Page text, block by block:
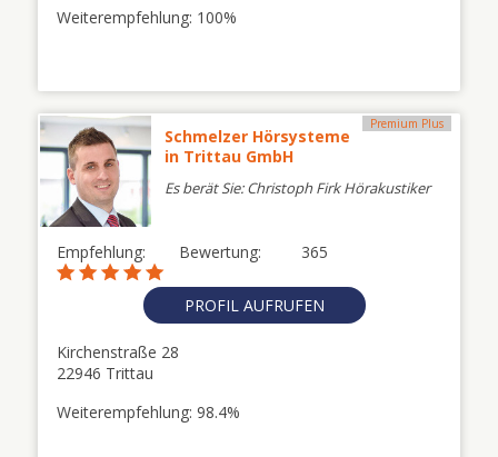
Weiterempfehlung: 100%
Premium Plus
Schmelzer Hörsysteme
in Trittau GmbH
Es berät Sie: Christoph Firk Hörakustiker
Empfehlung: 365
Bewertung:
PROFIL AUFRUFEN
Kirchenstraße 28
22946 Trittau
Weiterempfehlung: 98.4%